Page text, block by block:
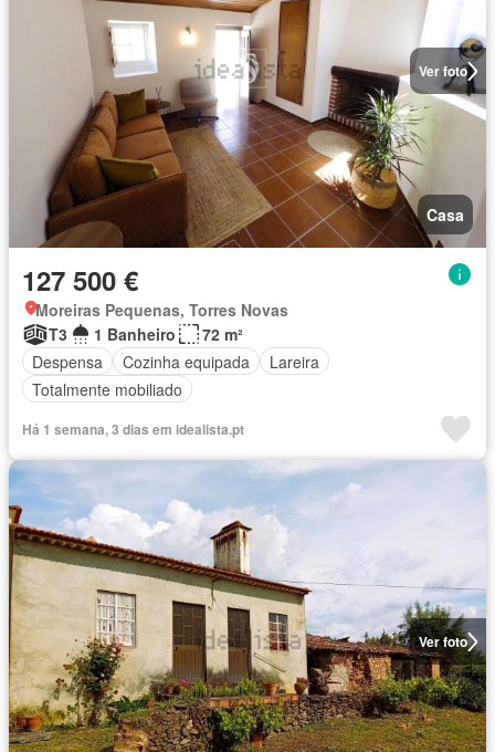
Ver foto
Casa
127 500 €
Moreiras Pequenas, Torres Novas
T3
1 Banheiro
72 m²
Despensa
Cozinha equipada
Lareira
Totalmente mobiliado
Há 1 semana, 3 dias em idealista.pt
Ver foto